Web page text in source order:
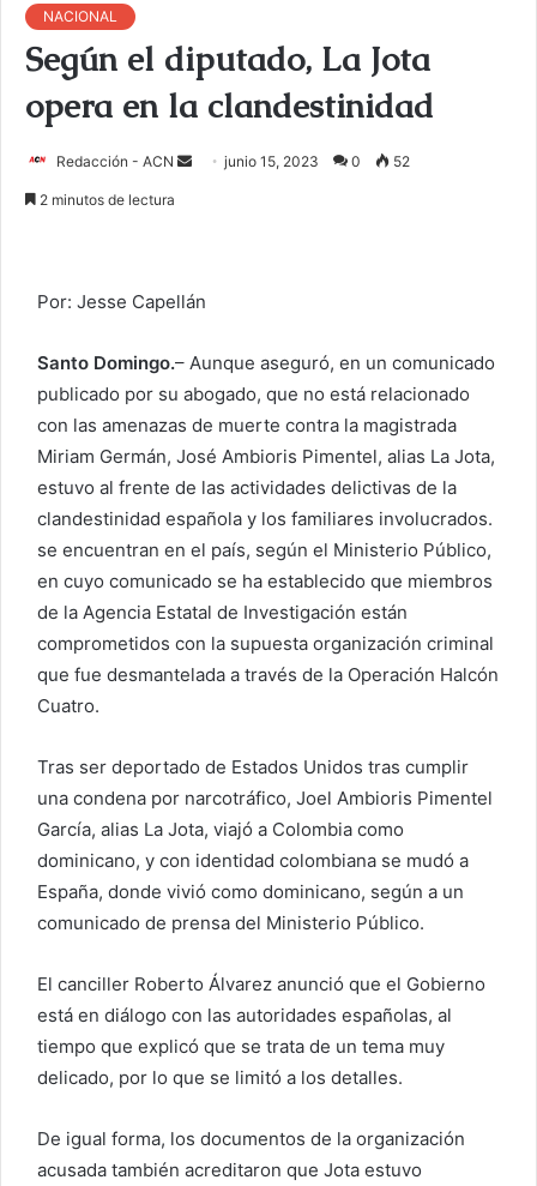
NACIONAL
Según el diputado, La Jota
opera en la clandestinidad
Redacción - ACN
r
n
c
o
r
l
e
c
t
n
i
c
o
junio 15, 2023 0 52
2 minutos de lectura
Por: Jesse Capellán
Santo Domingo.– Aunque aseguró, en un comunicado
publicado por su abogado, que no está relacionado
con las amenazas de muerte contra la magistrada
Miriam Germán, José Ambioris Pimentel, alias La Jota,
estuvo al frente de las actividades delictivas de la
clandestinidad española y los familiares involucrados.
se encuentran en el país, según el Ministerio Público,
en cuyo comunicado se ha establecido que miembros
de la Agencia Estatal de Investigación están
comprometidos con la supuesta organización criminal
que fue desmantelada a través de la Operación Halcón
Cuatro.
Tras ser deportado de Estados Unidos tras cumplir
una condena por narcotráfico, Joel Ambioris Pimentel
García, alias La Jota, viajó a Colombia como
dominicano, y con identidad colombiana se mudó a
España, donde vivió como dominicano, según a un
comunicado de prensa del Ministerio Público.
El canciller Roberto Álvarez anunció que el Gobierno
está en diálogo con las autoridades españolas, al
tiempo que explicó que se trata de un tema muy
delicado, por lo que se limitó a los detalles.
De igual forma, los documentos de la organización
acusada también acreditaron que Jota estuvo